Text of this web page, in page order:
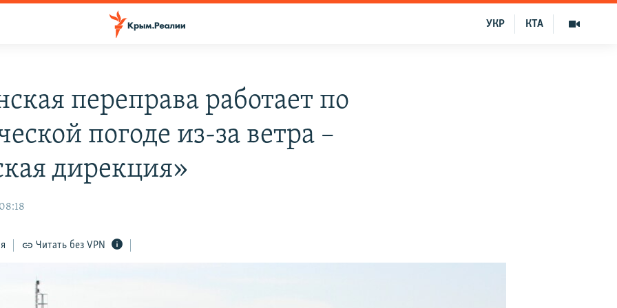
КТА
УКР
переправа работает по
погоде из-за ветра –
дирекция»
Читать без VPN